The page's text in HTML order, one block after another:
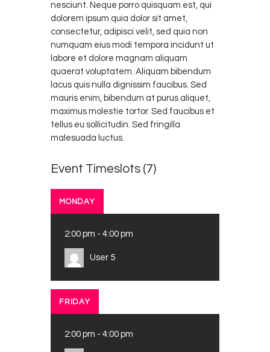
nesciunt. Neque porro quisquam est, qui
dolorem ipsum quia dolor sit amet,
consectetur, adipisci velit, sed quia non
numquam eius modi tempora incidunt ut
labore et dolore magnam aliquam
quaerat voluptatem. Aliquam bibendum
lacus quis nulla dignissim faucibus. Sed
mauris enim, bibendum at purus aliquet,
maximus molestie tortor. Sed faucibus et
tellus eu sollicitudin. Sed fringilla
malesuada luctus.
Event Timeslots (7)
MONDAY
2:00 pm - 4:00 pm
User 5
FRIDAY
2:00 pm - 4:00 pm